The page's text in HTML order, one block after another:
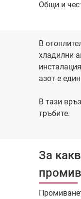
Общи и
В
хладилни
азот е
В тази
тръбите.
За